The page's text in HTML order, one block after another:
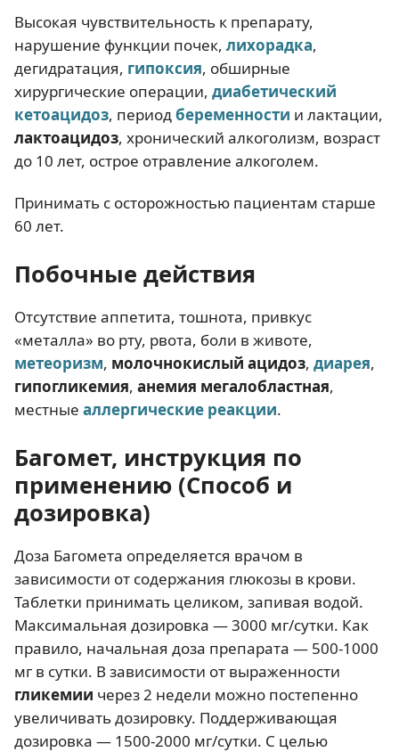
Высокая чувствительность к препарату,
нарушение функции почек, лихорадка,
дегидратация, гипоксия, обширные
хирургические операции, диабетический
кетоацидоз, периодбеременности и лактации,
лактоацидоз, хронический алкоголизм, возраст
до 10 лет, острое отравление алкоголем.
Принимать с осторожностью пациентам старше
60 лет.
Побочные действия
Отсутствие аппетита, тошнота, привкус
«металла» во рту, рвота, боли в животе,
метеоризм, молочнокислый ацидоз, диарея,
гипогликемия, анемия мегалобластная,
местные аллергические реакции.
Багомет, инструкция по
применению (Способ и
дозировка)
Доза Багомета определяется врачом в
зависимости от содержания глюкозы в крови.
Таблетки принимать целиком, запивая водой.
Максимальная дозировка — 3000 мг/сутки. Как
правило, начальная доза препарата — 500-1000
мг в сутки. В зависимости от выраженности
гликемии через 2 недели можно постепенно
увеличивать дозировку. Поддерживающая
дозировка — 1500-2000 мг/сутки. С целью